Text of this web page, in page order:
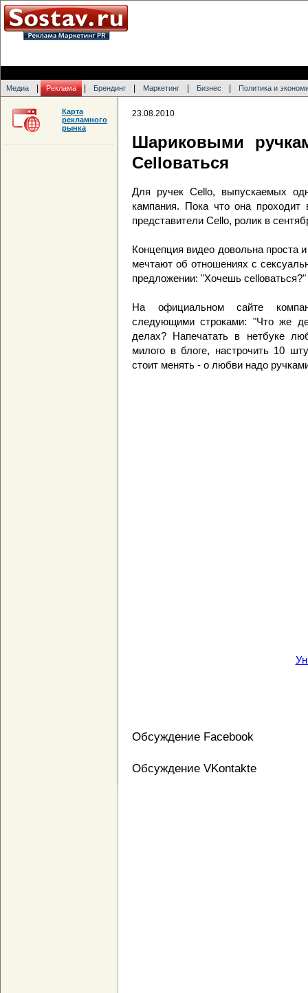
Медиа Реклама Брендинг Маркетинг Бизнес Политика и
23.08.2010
Шариковыми
Celloваться
Для ручек Cello, выпускаемых
кампания. Пока что она проходит
представители Cello, ролик в
Концепция видео довольна проста
мечтают об отношениях с
предложении: "Хочешь celloваться?"
На официальном сайте
следующими строками: "Что же
делах? Напечатать в нетбуке
милого в блоге, настрочить 10
стоит менять - о любви надо
Обсуждение Facebook
Обсуждение VKontakte
Карта
рекламного
рынка